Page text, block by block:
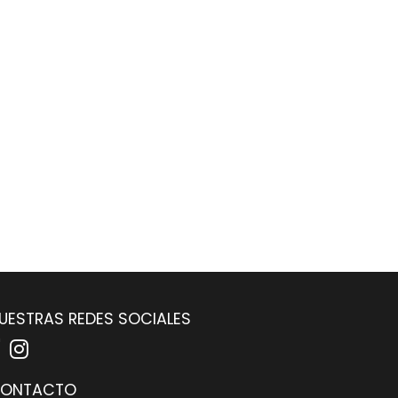
REDES SOCIALES